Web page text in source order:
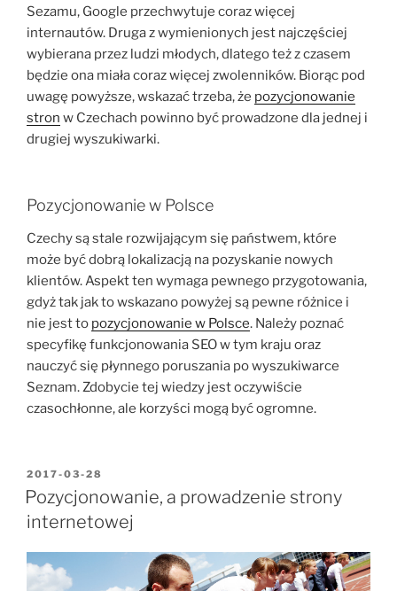
Sezamu, Google przechwytuje coraz więcej
internautów. Druga z wymienionych jest najczęściej
wybierana przez ludzi młodych, dlatego też z czasem
będzie ona miała coraz więcej zwolenników. Biorąc pod
uwagę powyższe, wskazać trzeba, że pozycjonowanie
stron w Czechach powinno być prowadzone dla jednej i
drugiej wyszukiwarki.
Pozycjonowanie w Polsce
Czechy są stale rozwijającym się państwem, które
może być dobrą lokalizacją na pozyskanie nowych
klientów. Aspekt ten wymaga pewnego przygotowania,
gdyż tak jak to wskazano powyżej są pewne różnice i
nie jest to pozycjonowanie w Polsce. Należy poznać
specyfikę funkcjonowania SEO w tym kraju oraz
nauczyć się płynnego poruszania po wyszukiwarce
Seznam. Zdobycie tej wiedzy jest oczywiście
czasochłonne, ale korzyści mogą być ogromne.
OPUBLIKOWANE
W
2017-03-28
Pozycjonowanie, a prowadzenie strony
internetowej